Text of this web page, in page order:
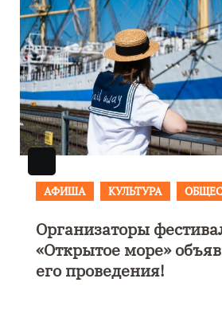
АФИША
В Калининграде
фестиваль искусств
каникулы на Балтике»